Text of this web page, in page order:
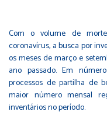
Com o volume de
coronavírus, a busca por
os meses de março e
ano passado. Em
processos de partilha de
maior número mensal
inventários no período.